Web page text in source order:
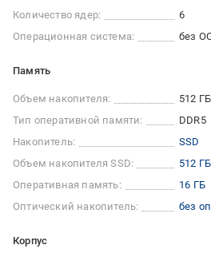
Количество ядер:
6
Операционная система:
без
Память
Объем накопителя:
512 ГБ
Тип оперативной памяти:
DDR5
Накопитель:
SSD
Объем накопителя SSD:
512 ГБ
Оперативная память:
16 ГБ
Оптический накопитель:
без
Корпус